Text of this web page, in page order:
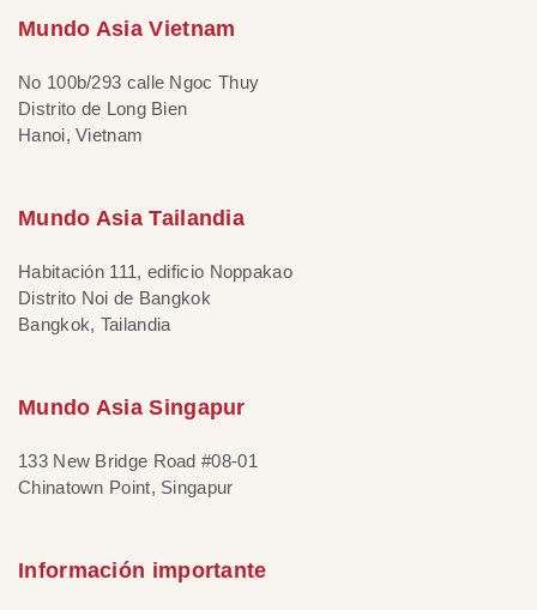
Mundo Asia Vietnam
No 100b/293 calle Ngoc Thuy
Distrito de Long Bien
Hanoi, Vietnam
Mundo Asia Tailandia
Habitación 111, edificio Noppakao
Distrito Noi de Bangkok
Bangkok, Tailandia
Mundo Asia Singapur
133 New Bridge Road #08-01
Chinatown Point, Singapur
Información importante